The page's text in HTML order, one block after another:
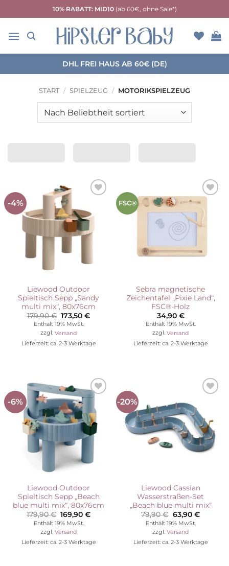
Inhalt
springen
10% RABATT: MID10(ab 60€, ohne Sale*)
DHL FREI HAUS AB 60€ (DE)
START / SPIELZEUG / MOTORIKSPIELZEUG
-4%
Wunschliste
Liewood Outdoor
Spieltisch Sepp „Sandy
multi mix“, 80x76cm
179,90€ Ursprünglicher
Preis
war:
179,90 €
173,50€Aktueller
Enthält 19% MwSt.
zzgl. Versand
Lieferzeit: ca. 2-3 Werktage
FSC®
Auf die
Wunschliste
Sebra magnetische
Zeichentafel „Pixie Land“,
FSC®-Holz
34,90 €
Enthält 19% MwSt.
zzgl. Versand
Lieferzeit: ca. 2-3 Werktage
-6%
Auf die
Wunschliste
Liewood Outdoor
Spieltisch Sepp „Beach
blue multi mix“, 80x76cm
179,90€ Ursprünglicher
Preis
war:
179,90 €
169,90€Aktueller
Enthält 19% MwSt.
zzgl. Versand
Lieferzeit: ca. 2-3 Werktage
-20%
Wunschliste
Liewood Cassian
Wasserstraßen-Set
„Beach blue multi mix“
79,90€ Ursprünglicher
Preis
war:
79,90 €
63,90 €
Enthält 19% MwSt.
zzgl. Versand
Lieferzeit: ca. 2-3 Werktage